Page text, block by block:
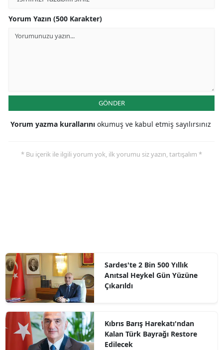
Yorum Yazın (500 Karakter)
GÖNDER
Yorum yazma kurallarını okumuş ve kabul etmiş sayılırsınız
* Bu içerik ile ilgili yorum yok, ilk yorumu siz yazın, tartışalım *
Sardes'te 2 Bin 500 Yıllık
Anıtsal Heykel Gün Yüzüne
Çıkarıldı
Kıbrıs Barış Harekatı'ndan
Kalan Türk Bayrağı Restore
Edilecek